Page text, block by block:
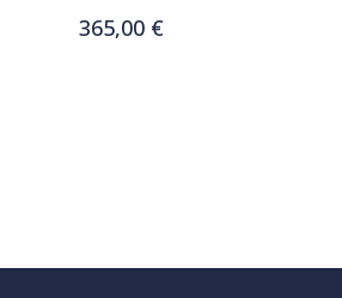
365,00 €
Customize